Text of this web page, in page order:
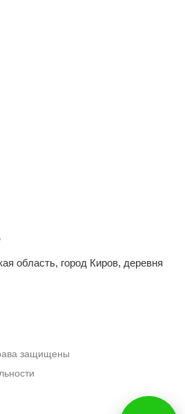
область, город Киров, деревня
защищены